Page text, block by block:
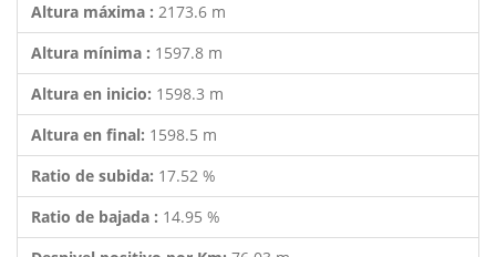
Altura máxima : 2173.6 m
Altura mínima : 1597.8 m
Altura en inicio: 1598.3 m
Altura en final: 1598.5 m
Ratio de subida: 17.52 %
Ratio de bajada : 14.95 %